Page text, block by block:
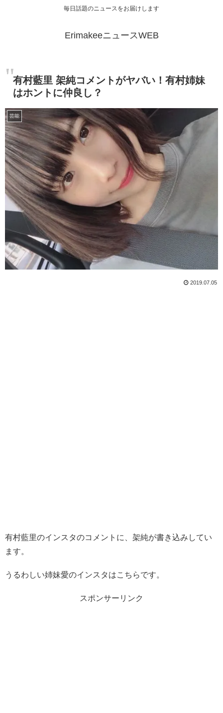
毎日話題のニュースをお届けします
ErimakeeニュースWEB
有村藍里 架純コメントがヤバい！有村姉妹
はホントに仲良し？
芸能
2019.07.05
有村藍里のインスタのコメントに、架純が書き込みしてい
ます。
うるわしい姉妹愛のインスタはこちらです。
スポンサーリンク